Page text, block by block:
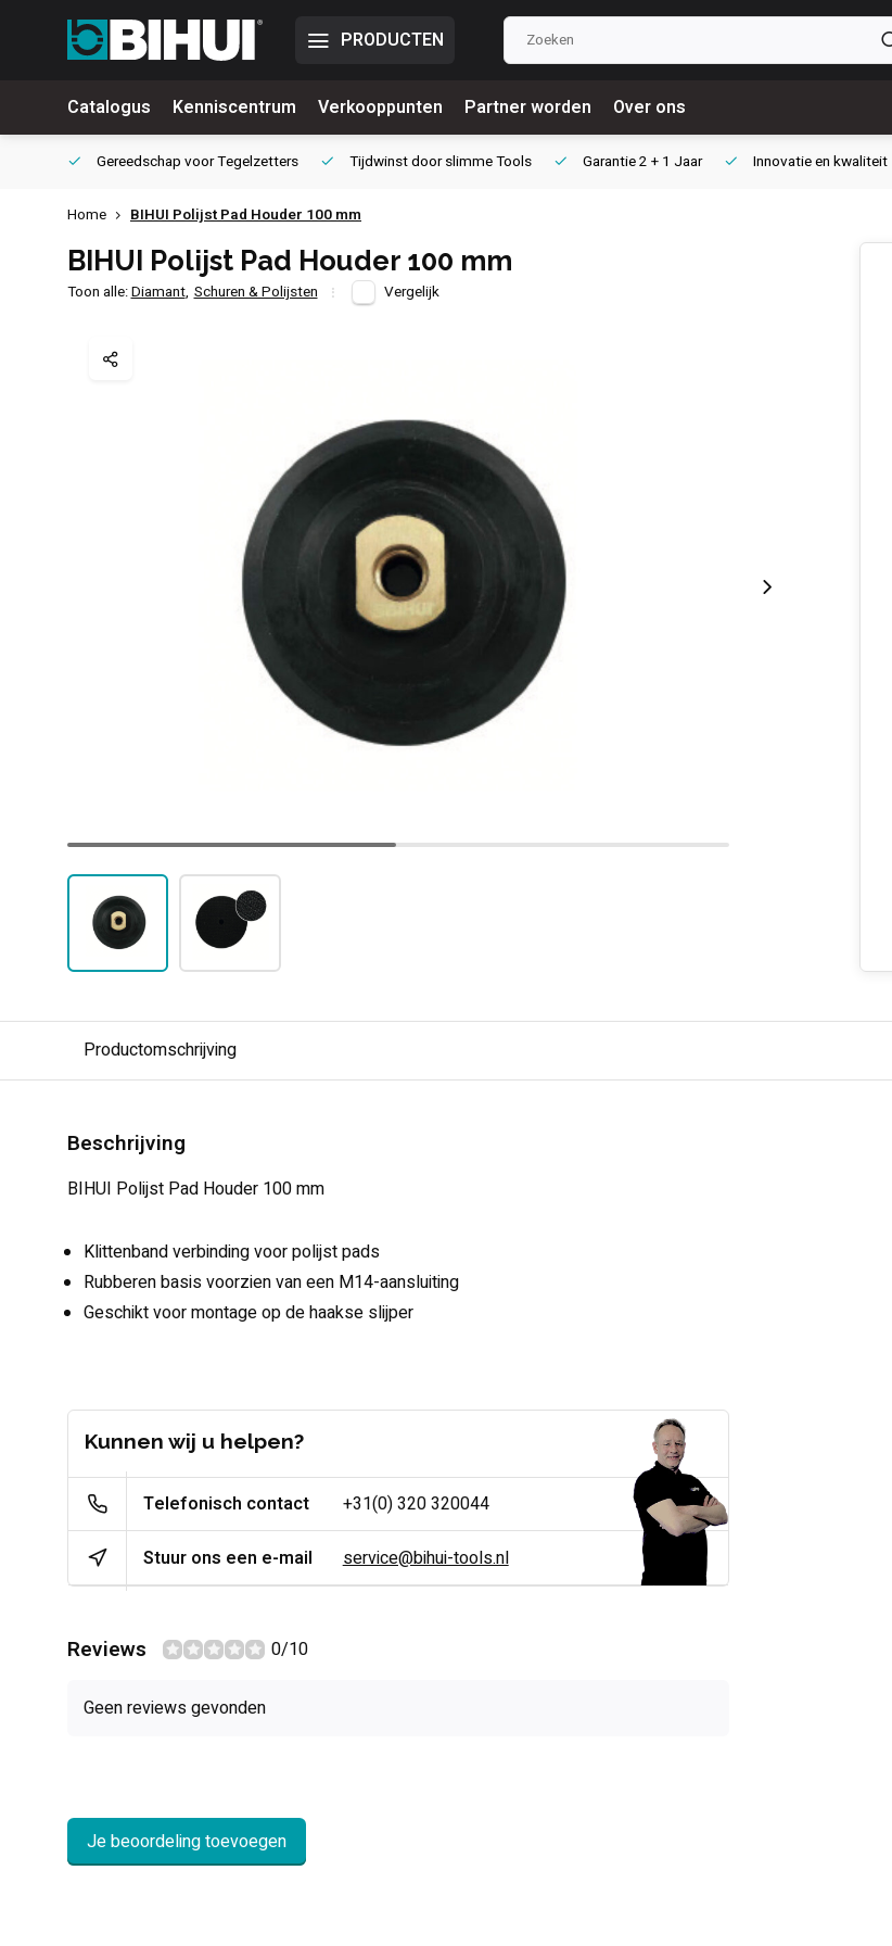
PRODUCTEN
Catalogus Kenniscentrum Verkooppunten Partner worden Over ons
Gereedschap voorTegelzetters Tijdwinst doorslimme Tools Garantie2 + 1 Jaar Innovatieen kwaliteit
Home BIHUI Polijst Pad Houder 100 mm
BIHUI Polijst Pad Houder 100 mm
Toon alle:Diamant, Schuren & Polijsten Vergelijk
Productomschrijving
Beschrijving
BIHUI Polijst Pad Houder 100 mm
Klittenband verbinding voor polijst pads
Rubberen basis voorzien van een M14-aansluiting
Geschikt voor montage op de haakse slijper
Kunnen wij u helpen?
Telefonisch contact +31(0) 320 320044
Stuur ons een e-mail service@bihui-tools.nl
Reviews 0/10
Geen reviews gevonden
Je beoordeling toevoegen